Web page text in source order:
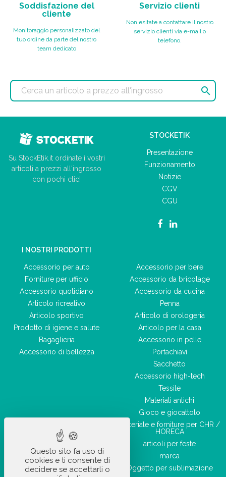
Soddisfazione del
cliente
Monitoraggio personalizzato del
tuo ordine da parte del nostro
team dedicato
Servizio clienti
Non esitate a contattare il nostro
servizio clienti via e-mail o
telefono.

Su StockEtik.it ordinate i vostri
articoli a prezzi all'ingrosso
con pochi clic!
STOCKETIK
Presentazione
Funzionamento
Notizie
CGV
CGU
I NOSTRI PRODOTTI
Accessorio per auto
Forniture per ufficio
Accessorio quotidiano
Articolo ricreativo
Articolo sportivo
Prodotto di igiene e salute
Bagaglieria
Accessorio di bellezza
Accessorio per bere
Accessorio da bricolage
Accessorio da cucina
Penna
Articolo di orologeria
Articolo per la casa
Accessorio in pelle
Portachiavi
Sacchetto
Accessorio high-tech
Tessile
Materiali antichi
Gioco e giocattolo
Materiale e forniture per CHR /
HORECA
articoli per feste
marca
Oggetto per sublimazione
Questo sito fa uso di
cookies e ti consente di
decidere se accettarli o